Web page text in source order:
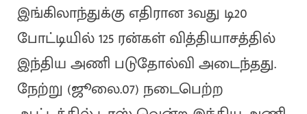
இங்கிலாந்துக்கு எதிரான 3வது டி20
போட்டியில் 125 ரன்கள் வித்தியாசத்தில்
இந்திய அணி படுதோல்வி அடைந்தது.
நேற்று (ஜூலை.07) நடைபெற்ற